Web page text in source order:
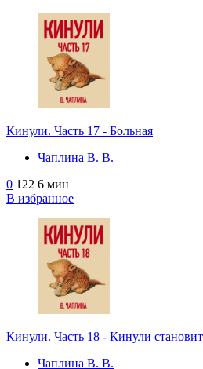
Кинули. Часть 17 - Больная
Чаплина В. В.
0 122 6 мин
В избранное
Кинули. Часть 18 - Кинули
Чаплина В. В.